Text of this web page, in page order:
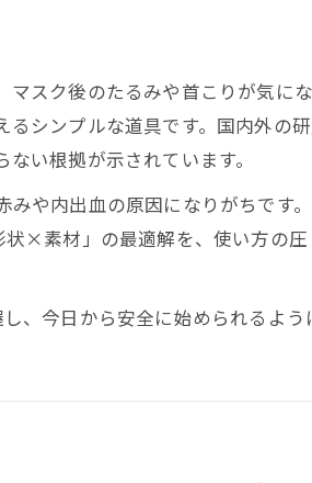
マスク後のたるみや首こりが気
るシンプルな道具です。国内外の
い根拠が示されています。
みや内出血の原因になりがちで
×素材」の最適解を、使い方の圧
、今日から安全に始められるよ